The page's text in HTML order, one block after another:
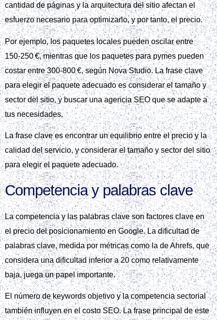
cantidad de páginas y la arquitectura del sitio afectan el
esfuerzo necesario para optimizarlo, y por tanto, el precio.
Por ejemplo, los paquetes locales pueden oscilar entre
150‑250 €, mientras que los paquetes para pymes pueden
costar entre 300‑800 €, según Nova Studio. La frase clave
para elegir el paquete adecuado es considerar el tamaño y
sector del sitio, y buscar una agencia SEO que se adapte a
tus necesidades.
La frase clave es encontrar un equilibrio entre el precio y la
calidad del servicio, y considerar el tamaño y sector del sitio
para elegir el paquete adecuado.
Competencia y palabras clave
La competencia y las palabras clave son factores clave en
el precio del posicionamiento en Google. La dificultad de
palabras clave, medida por métricas como la de Ahrefs, que
considera una dificultad inferior a 20 como relativamente
baja, juega un papel importante.
El número de keywords objetivo y la competencia sectorial
también influyen en el costo SEO. La frase principal de este